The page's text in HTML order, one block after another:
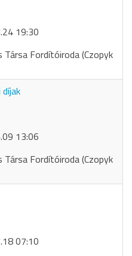
19:30
Társa Fordítóiroda (Czopyk
13:06
Társa Fordítóiroda (Czopyk
07:10